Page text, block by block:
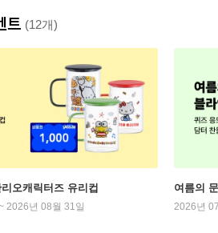
트 (12개)
오캐릭터즈 유리컵
2026년 08월 31일
여름의
2026년